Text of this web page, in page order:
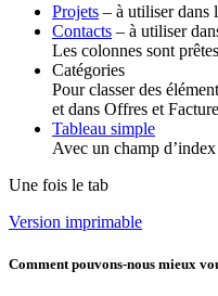
Projets – à utiliser dans
Contacts – à utiliser
Les colonnes sont
Catégories
Pour classer des
et dans Offres et
Tableau simple
Avec un champ
Une fois le tab
Version imprimable
Comment pouvons-nous mieux